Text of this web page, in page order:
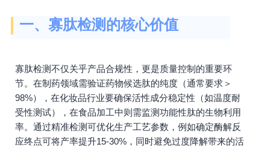
一、寡肽检测的核心价值
寡肽检测不仅关乎产品合规性，更是质量控制的重要环
节。在制药领域需验证药物候选肽的纯度（通常要求＞
98%），在化妆品行业要确保活性成分稳定性（如温度耐
受性测试），在食品加工中则需监测功能性肽的生物利用
率。通过精准检测可优化生产工艺参数，例如确定酶解反
应终点可将产率提升15-30%，同时避免过度降解带来的活